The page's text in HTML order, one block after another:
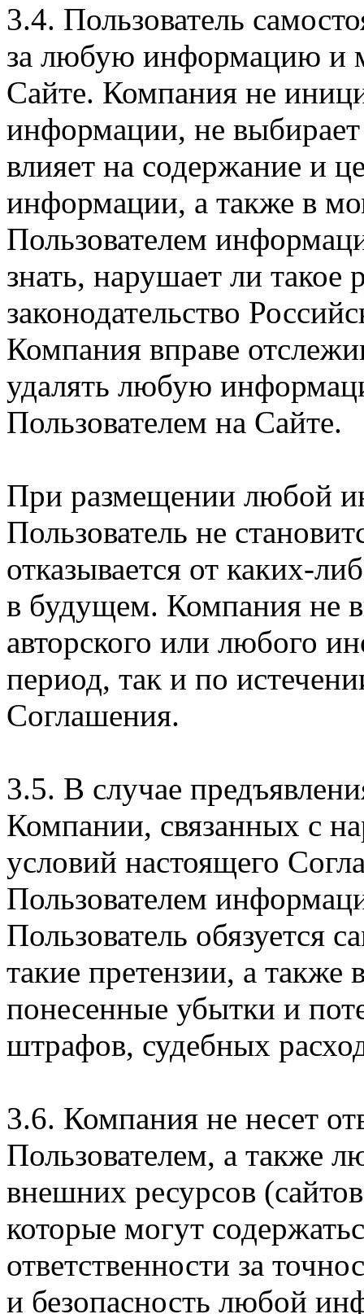
3.4. Пользователь
за любую информацию и
Сайте. Компания не
информации, не
влияет на содержание и
информации, а также в
Пользователем
знать, нарушает ли
законодательство
Компания вправе
удалять любую
Пользователем на Сайте.
При размещении любой
Пользователь не
отказывается от каких-
в будущем. Компания не
авторского или любого
период, так и по
Соглашения.
3.5. В случае
Компании, связанных с
условий настоящего
Пользователем
Пользователь обязуется
такие претензии, а также
понесенные убытки и
штрафов, судебных
3.6. Компания не несет
Пользователем, а также
внешних ресурсов
которые могут
ответственности за
и безопасность любой